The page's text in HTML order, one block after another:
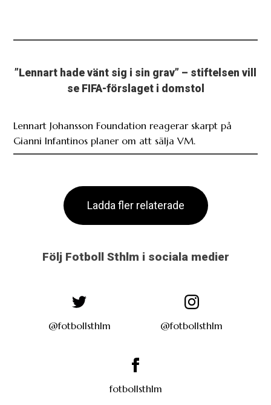
”Lennart hade vänt sig i sin grav” – stiftelsen vill
se FIFA-förslaget i domstol
Lennart Johansson Foundation reagerar skarpt på
Gianni Infantinos planer om att sälja VM.
Ladda fler relaterade
Följ Fotboll Sthlm i sociala medier
@fotbollsthlm @fotbollsthlm
fotbollsthlm